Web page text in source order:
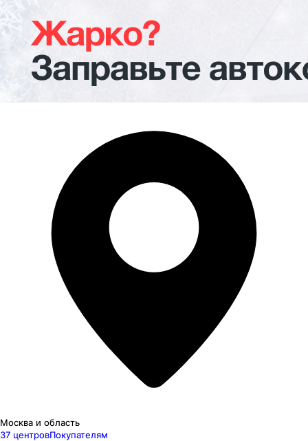
Москва и область
37 центровПокупателям